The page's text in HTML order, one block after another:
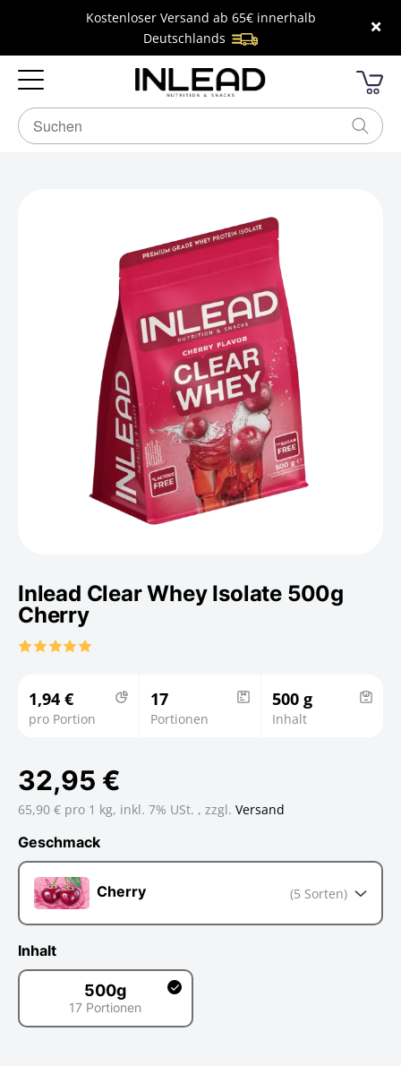
Kostenloser Versand ab 65€ innerhalb
Deutschlands
×
Inlead Clear Whey Isolate 500g
Cherry
1,94 €
pro Portion
17
Portionen
500 g
Inhalt
32,95 €
65,90 € pro 1 kg, inkl. 7% USt. , zzgl. Versand
Geschmack
(5 Sorten)
Geschmack
Cherry
Inhalt
500g
17 Portionen
500g